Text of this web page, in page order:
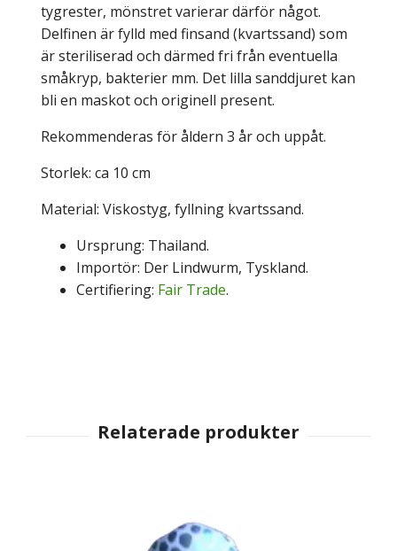
tygrester, mönstret varierar därför något.
Delfinen är fylld med finsand (kvartssand) som
är steriliserad och därmed fri från eventuella
småkryp, bakterier mm. Det lilla sanddjuret kan
bli en maskot och originell present.
Rekommenderas för åldern 3 år och uppåt.
Storlek: ca 10 cm
Material: Viskostyg, fyllning kvartssand.
Ursprung: Thailand.
Importör: Der Lindwurm, Tyskland.
Certifiering: Fair Trade.